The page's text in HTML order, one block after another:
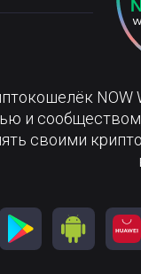
NOW
и
своими